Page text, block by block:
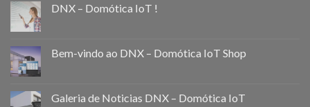
DNX – Domótica IoT !
Bem-vindo ao DNX – Domótica IoT Shop
Galeria de Noticias DNX – Domótica IoT